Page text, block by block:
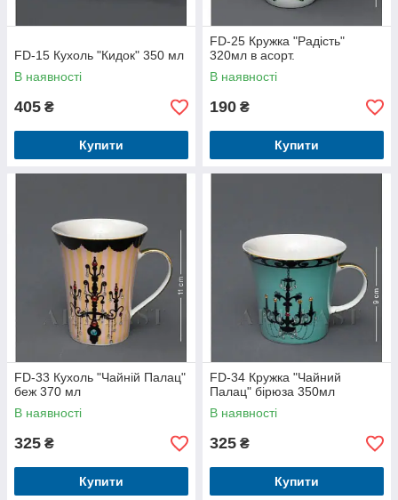
FD-15 Кухоль "Кидок" 350 мл
В наявності
405 ₴
Купити
FD-25 Кружка "Радість"
320мл в асорт.
В наявності
190 ₴
Купити
FD-33 Кухоль "Чайній Палац"
беж 370 мл
В наявності
325 ₴
Купити
FD-34 Кружка "Чайний
Палац" бірюза 350мл
В наявності
325 ₴
Купити